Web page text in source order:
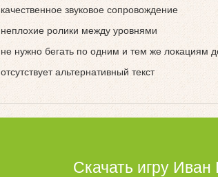
качественное звуковое сопровождение
неплохие ролики между уровнями
не нужно бегать по одним и тем же локациям
отсутствует альтернативный текст
Скачать игру